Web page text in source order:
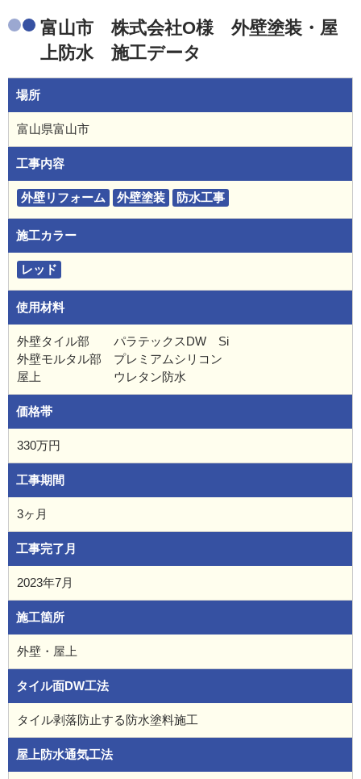
富山市 株式会社O様 外壁塗装・屋
上防水 施工データ
場所
富山県富山市
工事内容
外壁リフォーム 外壁塗装 防水工事
施工カラー
レッド
使用材料
外壁タイル部 パラテックスDW Si
外壁モルタル部 プレミアムシリコン
屋上 ウレタン防水
価格帯
330万円
工事期間
3ヶ月
工事完了月
2023年7月
施工箇所
外壁・屋上
タイル面DW工法
タイル剥落防止する防水塗料施工
屋上防水通気工法